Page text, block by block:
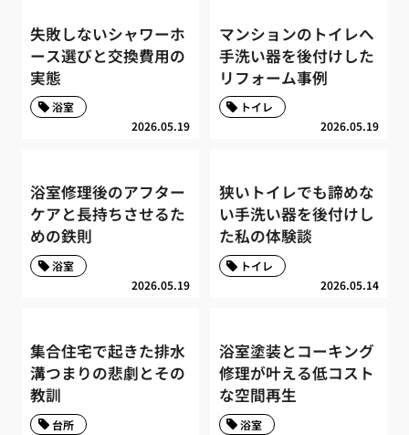
失敗しないシャワーホ
ース選びと交換費用の
実態
2026.05.19
浴室
マンションのトイレへ
手洗い器を後付けした
リフォーム事例
2026.05.19
トイレ
浴室修理後のアフター
ケアと長持ちさせるた
めの鉄則
2026.05.19
浴室
狭いトイレでも諦めな
い手洗い器を後付けし
た私の体験談
2026.05.14
トイレ
集合住宅で起きた排水
溝つまりの悲劇とその
教訓
台所
浴室塗装とコーキング
修理が叶える低コスト
な空間再生
浴室